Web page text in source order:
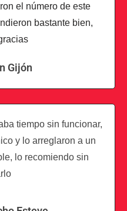
el número de este
bastante bien,
Gijón
tiempo sin funcionar,
y lo arreglaron a un
lo recomiendo sin